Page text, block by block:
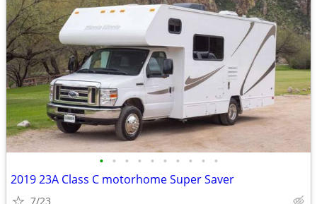
• • • • • • • • • •
2019 23A Class C motorhome Super Saver
7/23